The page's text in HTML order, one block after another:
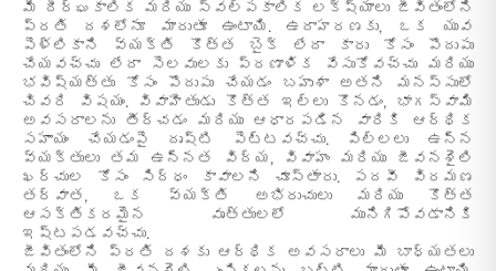
మీ దీర్ఘకాలిక మరియు స్వల్పకాలిక లక్ష్యాలు జీవితంలోని
ప్రతి దశలోనూ మారుతూ ఉంటాయి. ఉదాహరణకు, ఒక యువ
పెళ్లికాని వ్యక్తి కొత్త బైక్ లేదా కారు కోసం పొదుపు
చేయవచ్చు లేదా సెలవులకు ప్రణాళిక వేసుకోవచ్చు మరియు
భవిష్యత్తు కోసం పొదుపు చేయడం బహుశా అతని మనస్సులో
చివరి విషయం. వివాహితుడు కొత్త ఇల్లు కొనడం, భాగస్వామి
అవసరాలను తీర్చడం మరియు ఆధారపడిన వారికి ఆర్థిక
సహాయం చేయడంపై దృష్టి పెట్టవచ్చు. పిల్లలు ఉన్న
వ్యక్తులు తమ ఉన్నత విద్య, వివాహం మరియు జీవనశైలి
ఖర్చుల కోసం సిద్ధం కావాలని చూస్తారు. పదవీ విరమణ
తర్వాత, ఒక వ్యక్తి అభిరుచులు మరియు కొత్త
ఆసక్తికరమైన వృత్తులలో మునిగిపోవడానికి
ఇష్టపడవచ్చు.
జీవితంలోని ప్రతి దశకు ఆర్థిక అవసరాలు మీ బాధ్యతలు